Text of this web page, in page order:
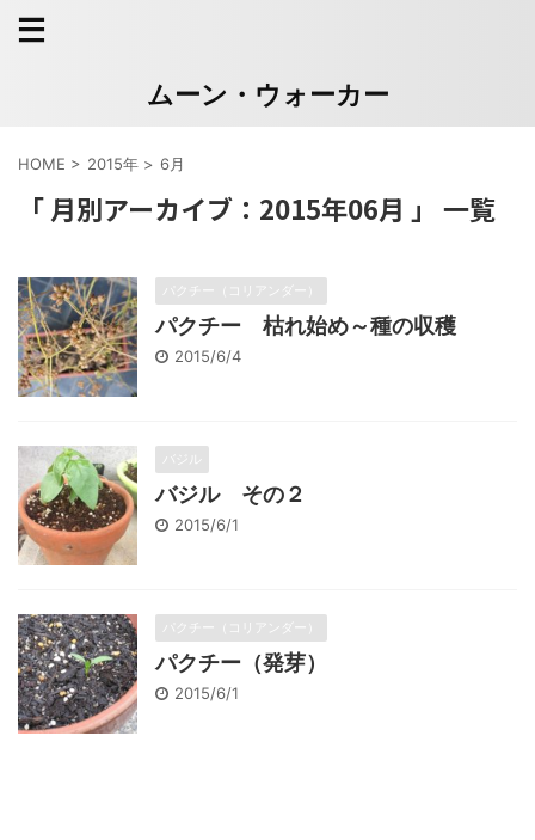
ムーン・ウォーカー
HOME > 2015年 > 6月
「 月別アーカイブ：2015年06月 」 一覧
パクチー（コリアンダー）
パクチー 枯れ始め～種の収穫
2015/6/4
バジル
バジル その２
2015/6/1
パクチー（コリアンダー）
パクチー（発芽）
2015/6/1